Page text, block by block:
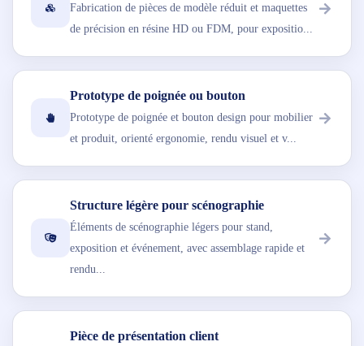
Fabrication de pièces de modèle réduit et maquettes
de précision en résine HD ou FDM, pour expositio...
Prototype de poignée ou bouton
Prototype de poignée et bouton design pour mobilier
et produit, orienté ergonomie, rendu visuel et v...
Structure légère pour scénographie
Éléments de scénographie légers pour stand,
exposition et événement, avec assemblage rapide et
rendu...
Pièce de présentation client